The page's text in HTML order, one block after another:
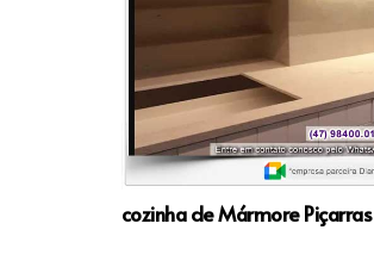
cozinha de Mármore Piçarras